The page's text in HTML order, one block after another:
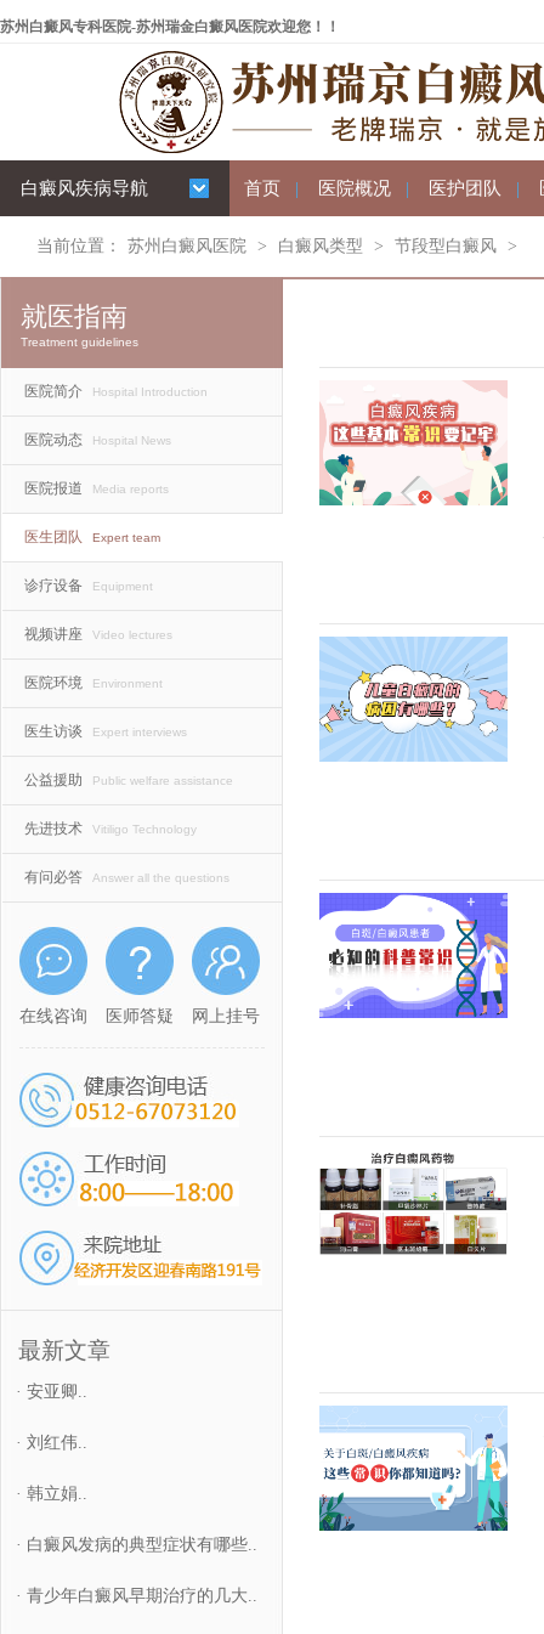
苏州白癜风专科医院-苏州瑞金白癜风医院欢迎您！！
白癜风疾病导航 首页 | 医院概况 | 医护团队 |
当前位置： 苏州白癜风医院 > 白癜风类型 > 节段型白癜风 >
就医指南
Treatment guidelines
医院简介 Hospital Introduction
医院动态 Hospital News
医院报道 Media reports
医生团队 Expert team
诊疗设备 Equipment
视频讲座 Video lectures
医院环境 Environment
医生访谈 Expert interviews
公益援助 Public welfare assistance
先进技术 Vitiligo Technology
有问必答 Answer all the questions
在线咨询 医师答疑 网上挂号
最新文章
· 安亚卿..
· 刘红伟..
· 韩立娟..
· 白癜风发病的典型症状有哪些..
· 青少年白癜风早期治疗的几大..